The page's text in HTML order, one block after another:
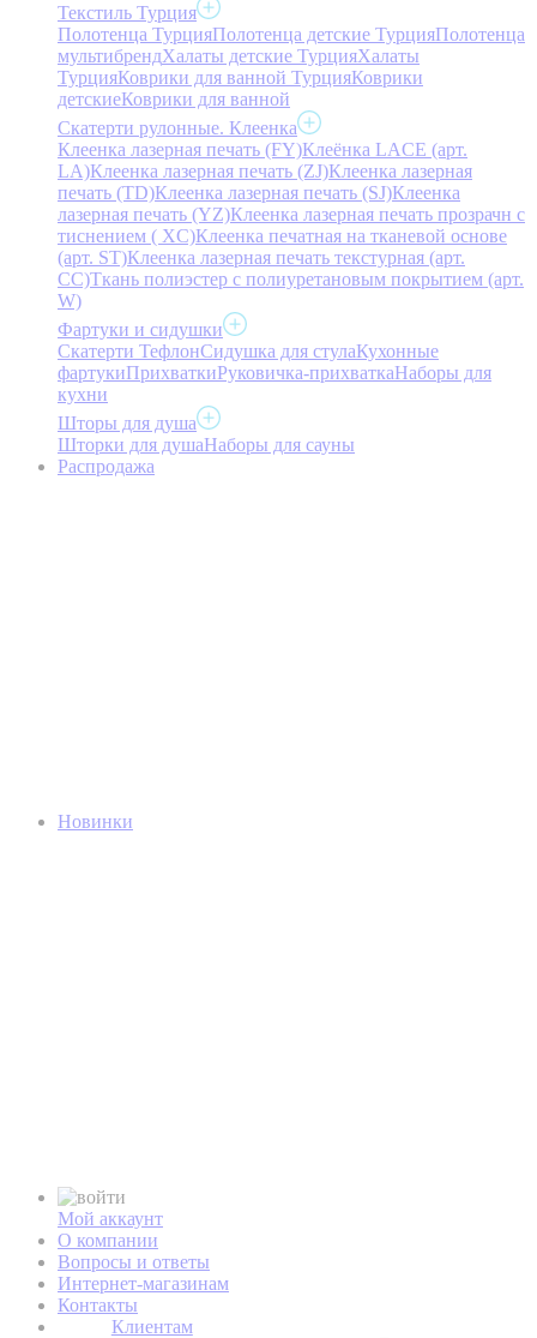
Текстиль Турция
Полотенца ТурцияПолотенца детские ТурцияПолотенца
мультибрендХалаты детские ТурцияХалаты
ТурцияКоврики для ванной ТурцияКоврики
детскиеКоврики для ванной
Скатерти рулонные. Клеенка
Клеенка лазерная печать (FY)Клеёнка LACE (арт.
LA)Клеенка лазерная печать (ZJ)Клеенка лазерная
печать (TD)Клеенка лазерная печать (SJ)Клеенка
лазерная печать (YZ)Клеенка лазерная печать прозрачн с
тиснением ( XC)Клеенка печатная на тканевой основе
(арт. ST)Клеенка лазерная печать текстурная (арт.
CC)Ткань полиэстер с полиуретановым покрытием (арт.
W)
Фартуки и сидушки
Скатерти ТефлонСидушка для стулаКухонные
фартукиПрихваткиРуковичка-прихваткаНаборы для
кухни
Шторы для душа
Шторки для душаНаборы для сауны
Распродажа
Новинки
Мой аккаунт
О компании
Вопросы и ответы
Интернет-магазинам
Контакты
Клиентам